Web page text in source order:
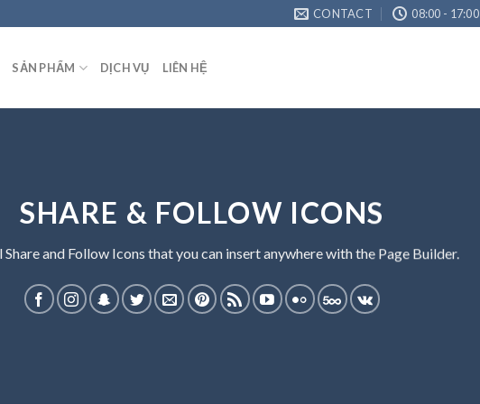
CONTACT 08:00 - 17:00
SẢN PHẨM DỊCH VỤ LIÊN HỆ
SHARE & FOLLOW ICONS
and Follow Icons that you can insert anywhere with the Page Builder.